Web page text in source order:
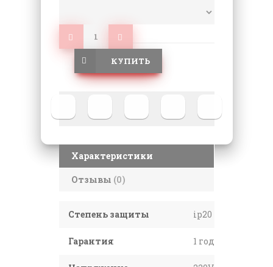
КУПИТЬ
Характеристики
Отзывы (0)
Степень защиты ip20
Гарантия 1 год